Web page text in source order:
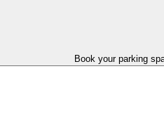
Book your parking